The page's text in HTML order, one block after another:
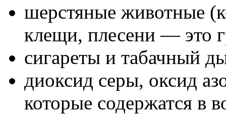
шерстяные животные
клещи, плесени — это
сигареты и табачный
диоксид серы, оксид
которые содержатся в